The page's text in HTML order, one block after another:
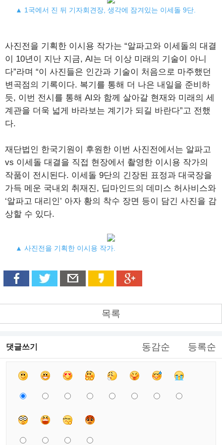
▲ 1국에서 진 뒤 기자회견장, 생각에 잠겨있는 이세돌 9단.
사진전을 기획한 이시용 작가는 “알파고와 이세돌의 대결
이 10년이 지난 지금, AI는 더 이상 미래의 기술이 아니
다”라며 “이 사진들은 인간과 기술이 처음으로 마주했던
변곡점의 기록이다. 복기를 통해 더 나은 내일을 준비하
듯, 이번 전시를 통해 AI와 함께 살아갈 현재와 미래의 세
계관을 더욱 넓게 바라보는 계기가 되길 바란다”고 전했
다.
재단법인 한국기원이 후원한 이번 사진전에서는 알파고
vs 이세돌 대결을 직접 현장에서 촬영한 이시용 작가의
작품이 전시된다. 이세돌 9단의 긴장된 표정과 대국장을
가득 메운 국내외 취재진, 딥마인드의 데미스 허사비스와
‘알파고 대리인’ 아자 황의 착수 장면 등이 담긴 사진을 감
상할 수 있다.
▲ 사진전을 기획한 이시용 작가.
목록
댓글쓰기 동감순 등록순